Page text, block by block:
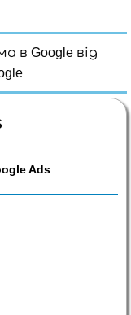
в Google від
Ads